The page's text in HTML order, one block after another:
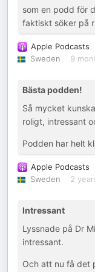
som en podd för
faktiskt söker på
Apple Podcasts
Sweden
9
Bästa podden!
Så mycket
roligt, intressant
Podden har helt
Apple Podcasts
Sweden
2
Intressant
Lyssnade på Dr
intressant.
Och att nu få det